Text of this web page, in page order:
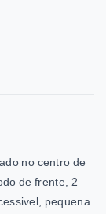
no centro de
de frente, 2
pequena